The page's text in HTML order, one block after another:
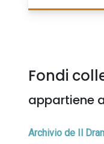
Fondi
appartiene
Archivio de Il